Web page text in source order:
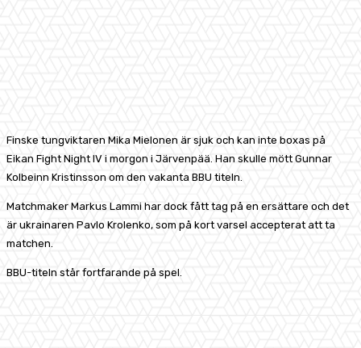
Finske tungviktaren Mika Mielonen är sjuk och kan inte boxas på
Eikan Fight Night IV i morgon i Järvenpää. Han skulle mött Gunnar
Kolbeinn Kristinsson om den vakanta BBU titeln.
Matchmaker Markus Lammi har dock fått tag på en ersättare och det
är ukrainaren Pavlo Krolenko, som på kort varsel accepterat att ta
matchen.
BBU-titeln står fortfarande på spel.